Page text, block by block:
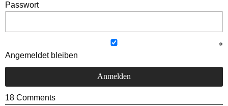
Passwort
Angemeldet bleiben
18 Comments